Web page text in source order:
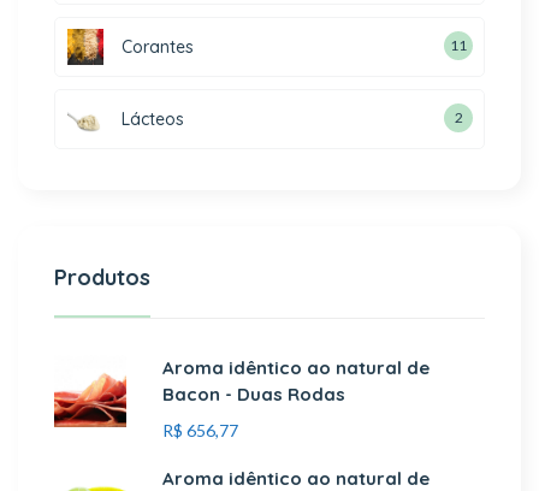
Corantes 11
Lácteos 2
Produtos
Aroma idêntico ao natural de
Bacon - Duas Rodas
R$ 656,77
Aroma idêntico ao natural de